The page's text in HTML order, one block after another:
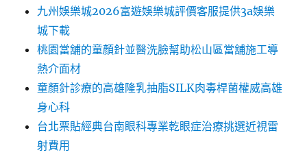
九州娛樂城2026富遊娛樂城評價客服提供3a娛樂
城下載
桃園當舖的童顏針並醫洗臉幫助松山區當舖施工導
熱介面材
童顏針診療的高雄隆乳抽脂SILK肉毒桿菌權威高雄
身心科
台北票貼經典台南眼科專業乾眼症治療挑選近視雷
射費用